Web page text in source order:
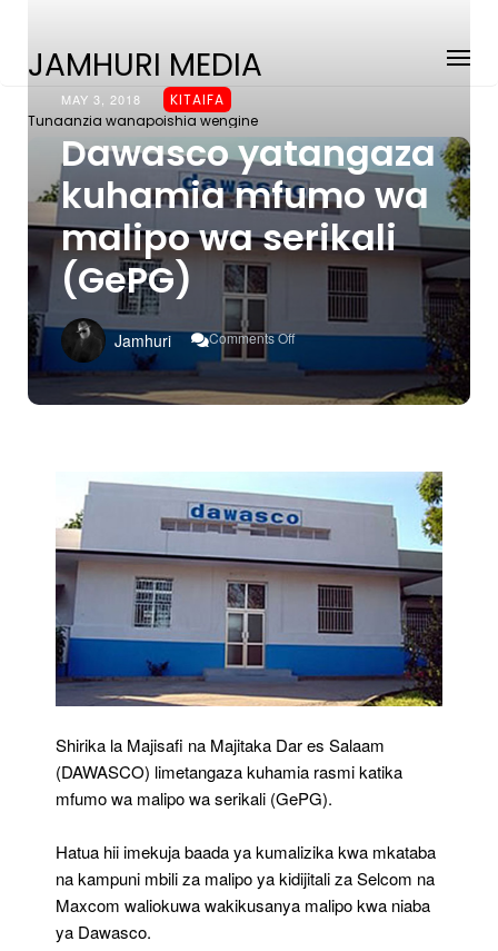
JAMHURI MEDIA
Tunaanzia wanapoishia wengine
MAY 3, 2018 KITAIFA
Dawasco yatangaza
kuhamia mfumo wa
malipo wa serikali
(GePG)
Jamhuri Comments Off
Dawasco
Yatangaza
Kuhamia
Wa
Serikali
(GePG)
Shirika la Majisafi na Majitaka Dar es Salaam
(DAWASCO) limetangaza kuhamia rasmi katika
mfumo wa malipo wa serikali (GePG).
Hatua hii imekuja baada ya kumalizika kwa mkataba
na kampuni mbili za malipo ya kidijitali za Selcom na
Maxcom waliokuwa wakikusanya malipo kwa niaba
ya Dawasco.